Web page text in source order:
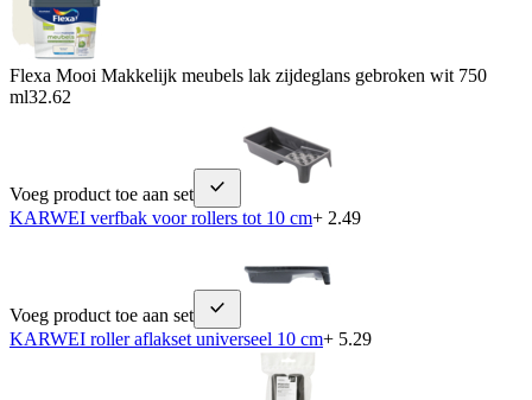
Flexa Mooi Makkelijk meubels lak zijdeglans gebroken wit 750
ml32.62
Voeg product toe aan set
KARWEI verfbak voor rollers tot 10 cm+ 2.49
Voeg product toe aan set
KARWEI roller aflakset universeel 10 cm+ 5.29